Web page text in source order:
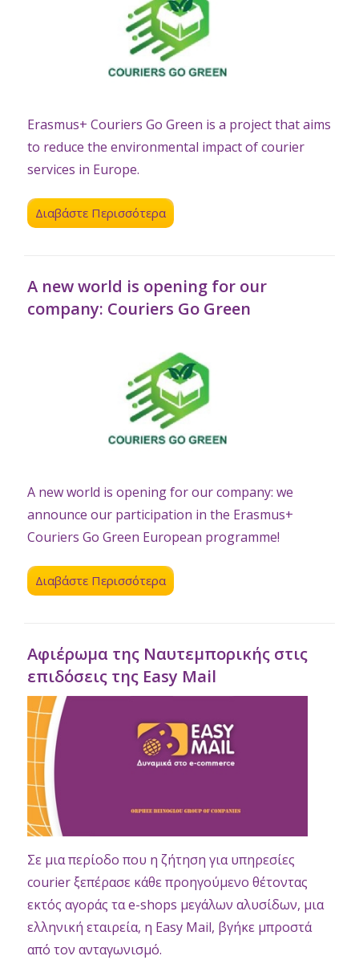
Erasmus+ Couriers Go Green is a project that aims
to reduce the environmental impact of courier
services in Europe.
Διαβάστε Περισσότερα
A new world is opening for our
company: Couriers Go Green
A new world is opening for our company: we
announce our participation in the Erasmus+
Couriers Go Green European programme!
Διαβάστε Περισσότερα
Αφιέρωμα της Ναυτεμπορικής στις
επιδόσεις της Easy Mail
Σε μια περίοδο που η ζήτηση για υπηρεσίες
courier ξεπέρασε κάθε προηγούμενο θέτοντας
εκτός αγοράς τα e-shops μεγάλων αλυσίδων, μια
ελληνική εταιρεία, η Easy Mail, βγήκε μπροστά
από τον ανταγωνισμό.